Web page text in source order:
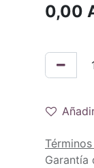
0,00
Garantía